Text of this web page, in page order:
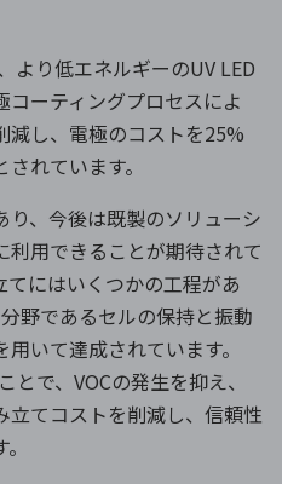
より低エネルギーのUV LED
ーティングプロセスによ
減し、電極のコストを25%
れています。
り、今後は既製のソリューシ
利用できることが期待されて
にはいくつかの工程があ
野であるセルの保持と振動
いて達成されています。
で、VOCの発生を抑え、
てコストを削減し、信頼性